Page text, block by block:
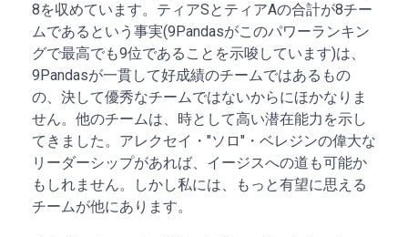
8を収めています。ティアSとティアAの合計が8チー
ムであるという事実(9Pandasがこのパワーランキン
グで最高でも9位であることを示唆しています)は、
9Pandasが一貫して好成績のチームではあるもの
の、決して優秀なチームではないからにほかなりま
せん。他のチームは、時として高い潜在能力を示し
てきました。アレクセイ・"ソロ"・ベレジンの偉大な
リーダーシップがあれば、イージスへの道も可能か
もしれません。しかし私には、もっと有望に思える
チームが他にあります。